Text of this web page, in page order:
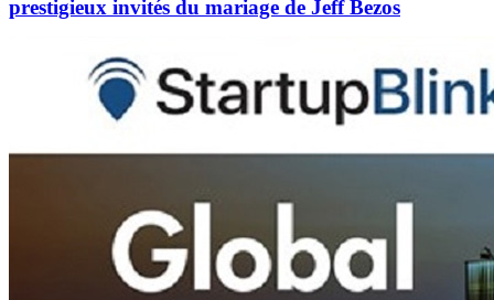
prestigieux invités du mariage de Jeff Bezos